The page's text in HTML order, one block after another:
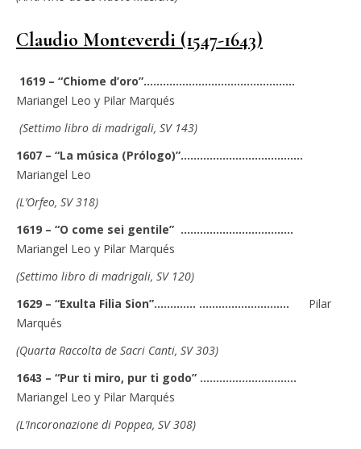
Claudio Monteverdi (1547-1643)
1619 – “Chiome d’oro”…………………………………..……
Mariangel Leo y Pilar Marqués
(Settimo libro di madrigali, SV 143)
1607 – “La música (Prólogo)”………………………….…….
Mariangel Leo
(L’Orfeo, SV 318)
1619 – “O come sei gentile” ………………………….….
Mariangel Leo y Pilar Marqués
(Settimo libro di madrigali, SV 120)
1629 – “Exulta Filia Sion”…………. …….……………..…. Pilar
Marqués
(Quarta Raccolta de Sacri Canti, SV 303)
1643 – “Pur ti miro, pur ti godo” ……………………..….
Mariangel Leo y Pilar Marqués
(L’Incoronazione di Poppea, SV 308)